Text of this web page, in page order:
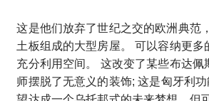
这是他们放弃了世纪之交的欧洲典范
土板组成的大型房屋。 可以容纳更多
充分利用空间。 这改变了某些布达佩
师摆脱了无意义的装饰; 这是匈牙利